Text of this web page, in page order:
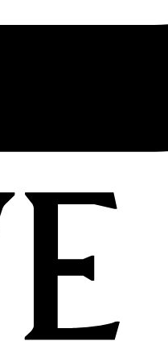
鹉典藏版手袋，是 Puzzle